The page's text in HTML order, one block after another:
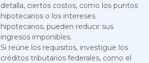
detalla, ciertos costos, como los puntos
hipotecarios o los intereses
hipotecarios, pueden reducir sus
ingresos imponibles.
Si reúne los requisitos, investigue los
créditos tributarios federales, como el